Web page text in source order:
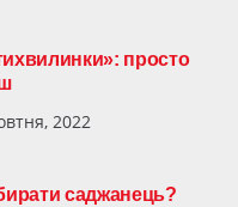
просто
2022
саджанець?